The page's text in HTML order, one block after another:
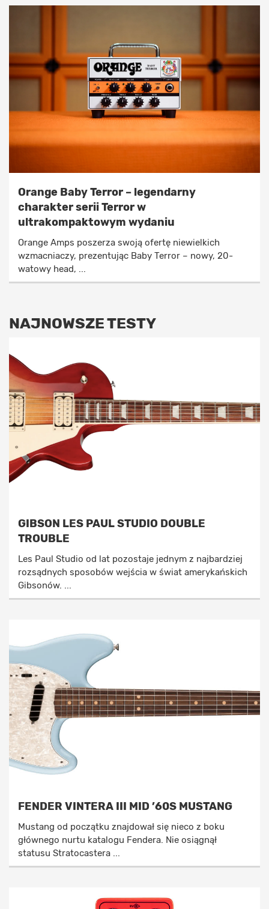
Orange Baby Terror – legendarny
charakter serii Terror w
ultrakompaktowym wydaniu
Orange Amps poszerza swoją ofertę niewielkich
wzmacniaczy, prezentując Baby Terror – nowy, 20-
watowy head, ...
NAJNOWSZE TESTY
GIBSON LES PAUL STUDIO DOUBLE
TROUBLE
Les Paul Studio od lat pozostaje jednym z najbardziej
rozsądnych sposobów wejścia w świat amerykańskich
Gibsonów. ...
FENDER VINTERA III MID ’60S MUSTANG
Mustang od początku znajdował się nieco z boku
głównego nurtu katalogu Fendera. Nie osiągnął
statusu Stratocastera ...